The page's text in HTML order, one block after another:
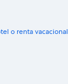
o renta vacacional